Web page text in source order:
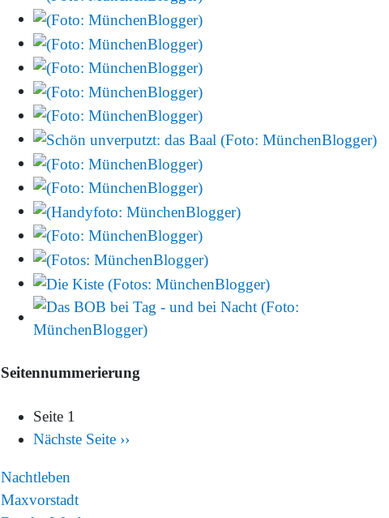
Seitennummerierung
Seite 1
Nächste Seite ››
Nachtleben
Maxvorstadt